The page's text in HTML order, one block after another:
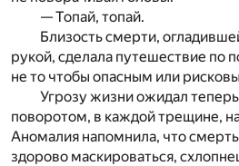
— Топай, топай.
Близость смерти,
рукой, сделала путешествие по
не то чтобы опасным или
Угрозу жизни ожидал
поворотом, в каждой трещине,
Аномалия напомнила, что
здорово маскироваться,